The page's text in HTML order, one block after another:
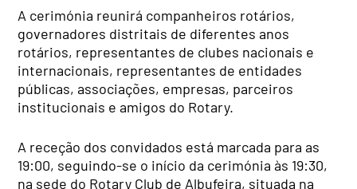
A cerimónia reunirá companheiros rotários,
governadores distritais de diferentes anos
rotários, representantes de clubes nacionais e
internacionais, representantes de entidades
públicas, associações, empresas, parceiros
institucionais e amigos do Rotary.
A receção dos convidados está marcada para as
19:00, seguindo-se o início da cerimónia às 19:30,
na sede do Rotary Club de Albufeira, situada na